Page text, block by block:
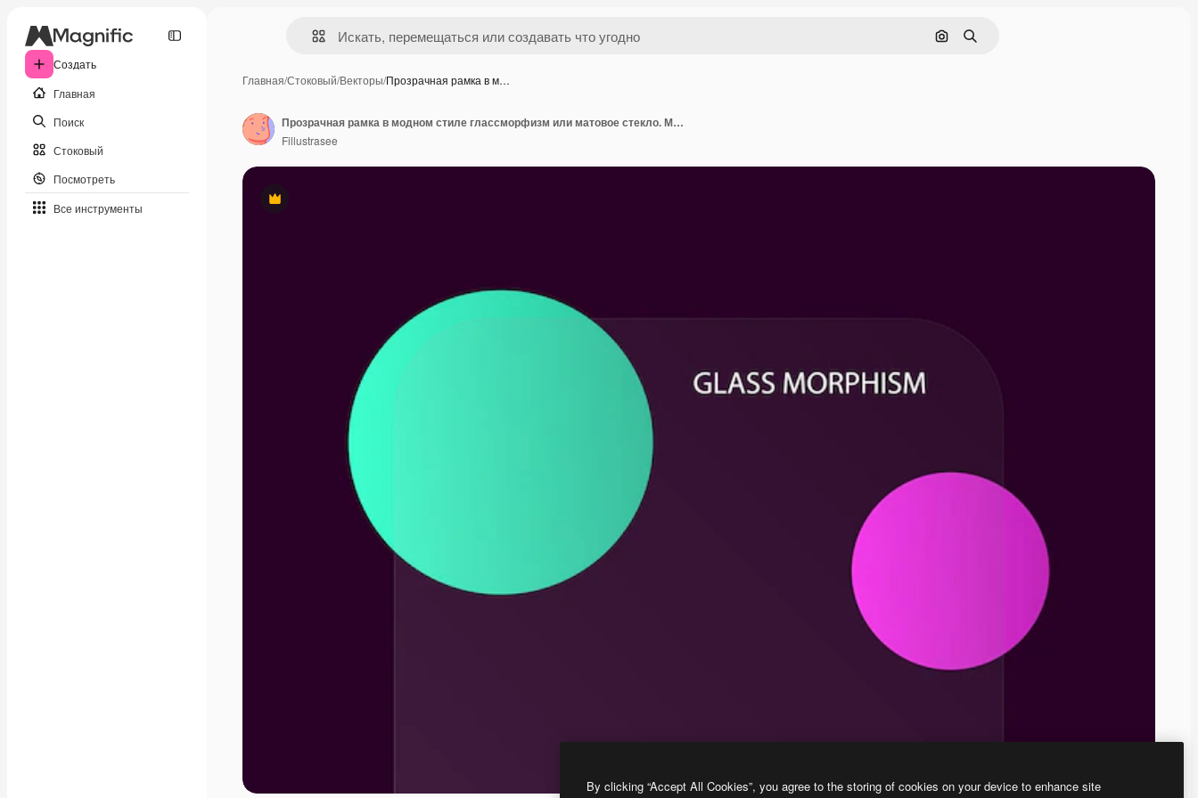
Создать
Главная
Поиск
Стоковый
Посмотреть
Все инструменты
Поиск по изображению
Поиск
Главная/Стоковый/Векторы/Прозрачная рамка в м…
Премиум
Прозрачная рамка в модном стиле глассморфизм или матовое стекло. Модный эффект стекломорфизма для сайтов, приложений, обоев и интернет-проектов. Векторная иллюстрация.
Fillustrasee
By clicking “Accept All Cookies”, you agree to the storing of cookies on your device to enhance site